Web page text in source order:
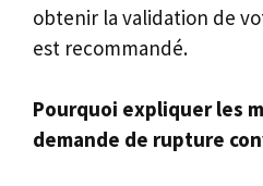
obtenir la validation de
est recommandé.
Pourquoi expliquer les
demande de rupture